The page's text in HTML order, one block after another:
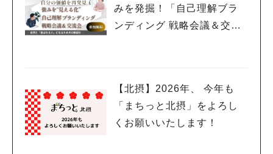
みを発掘！「自己理解ブラ
ンディング 戦略会議＆交流
【北摂】2026年、 今年も
「まちっと北摂」をよろし
くお願いいたします！